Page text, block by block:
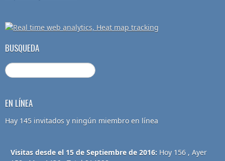
BUSQUEDA
EN LÍNEA
Hay 145 invitados y ningún miembro en línea
Visitas desde el 15 de Septiembre de 2016: Hoy 156 , Ayer